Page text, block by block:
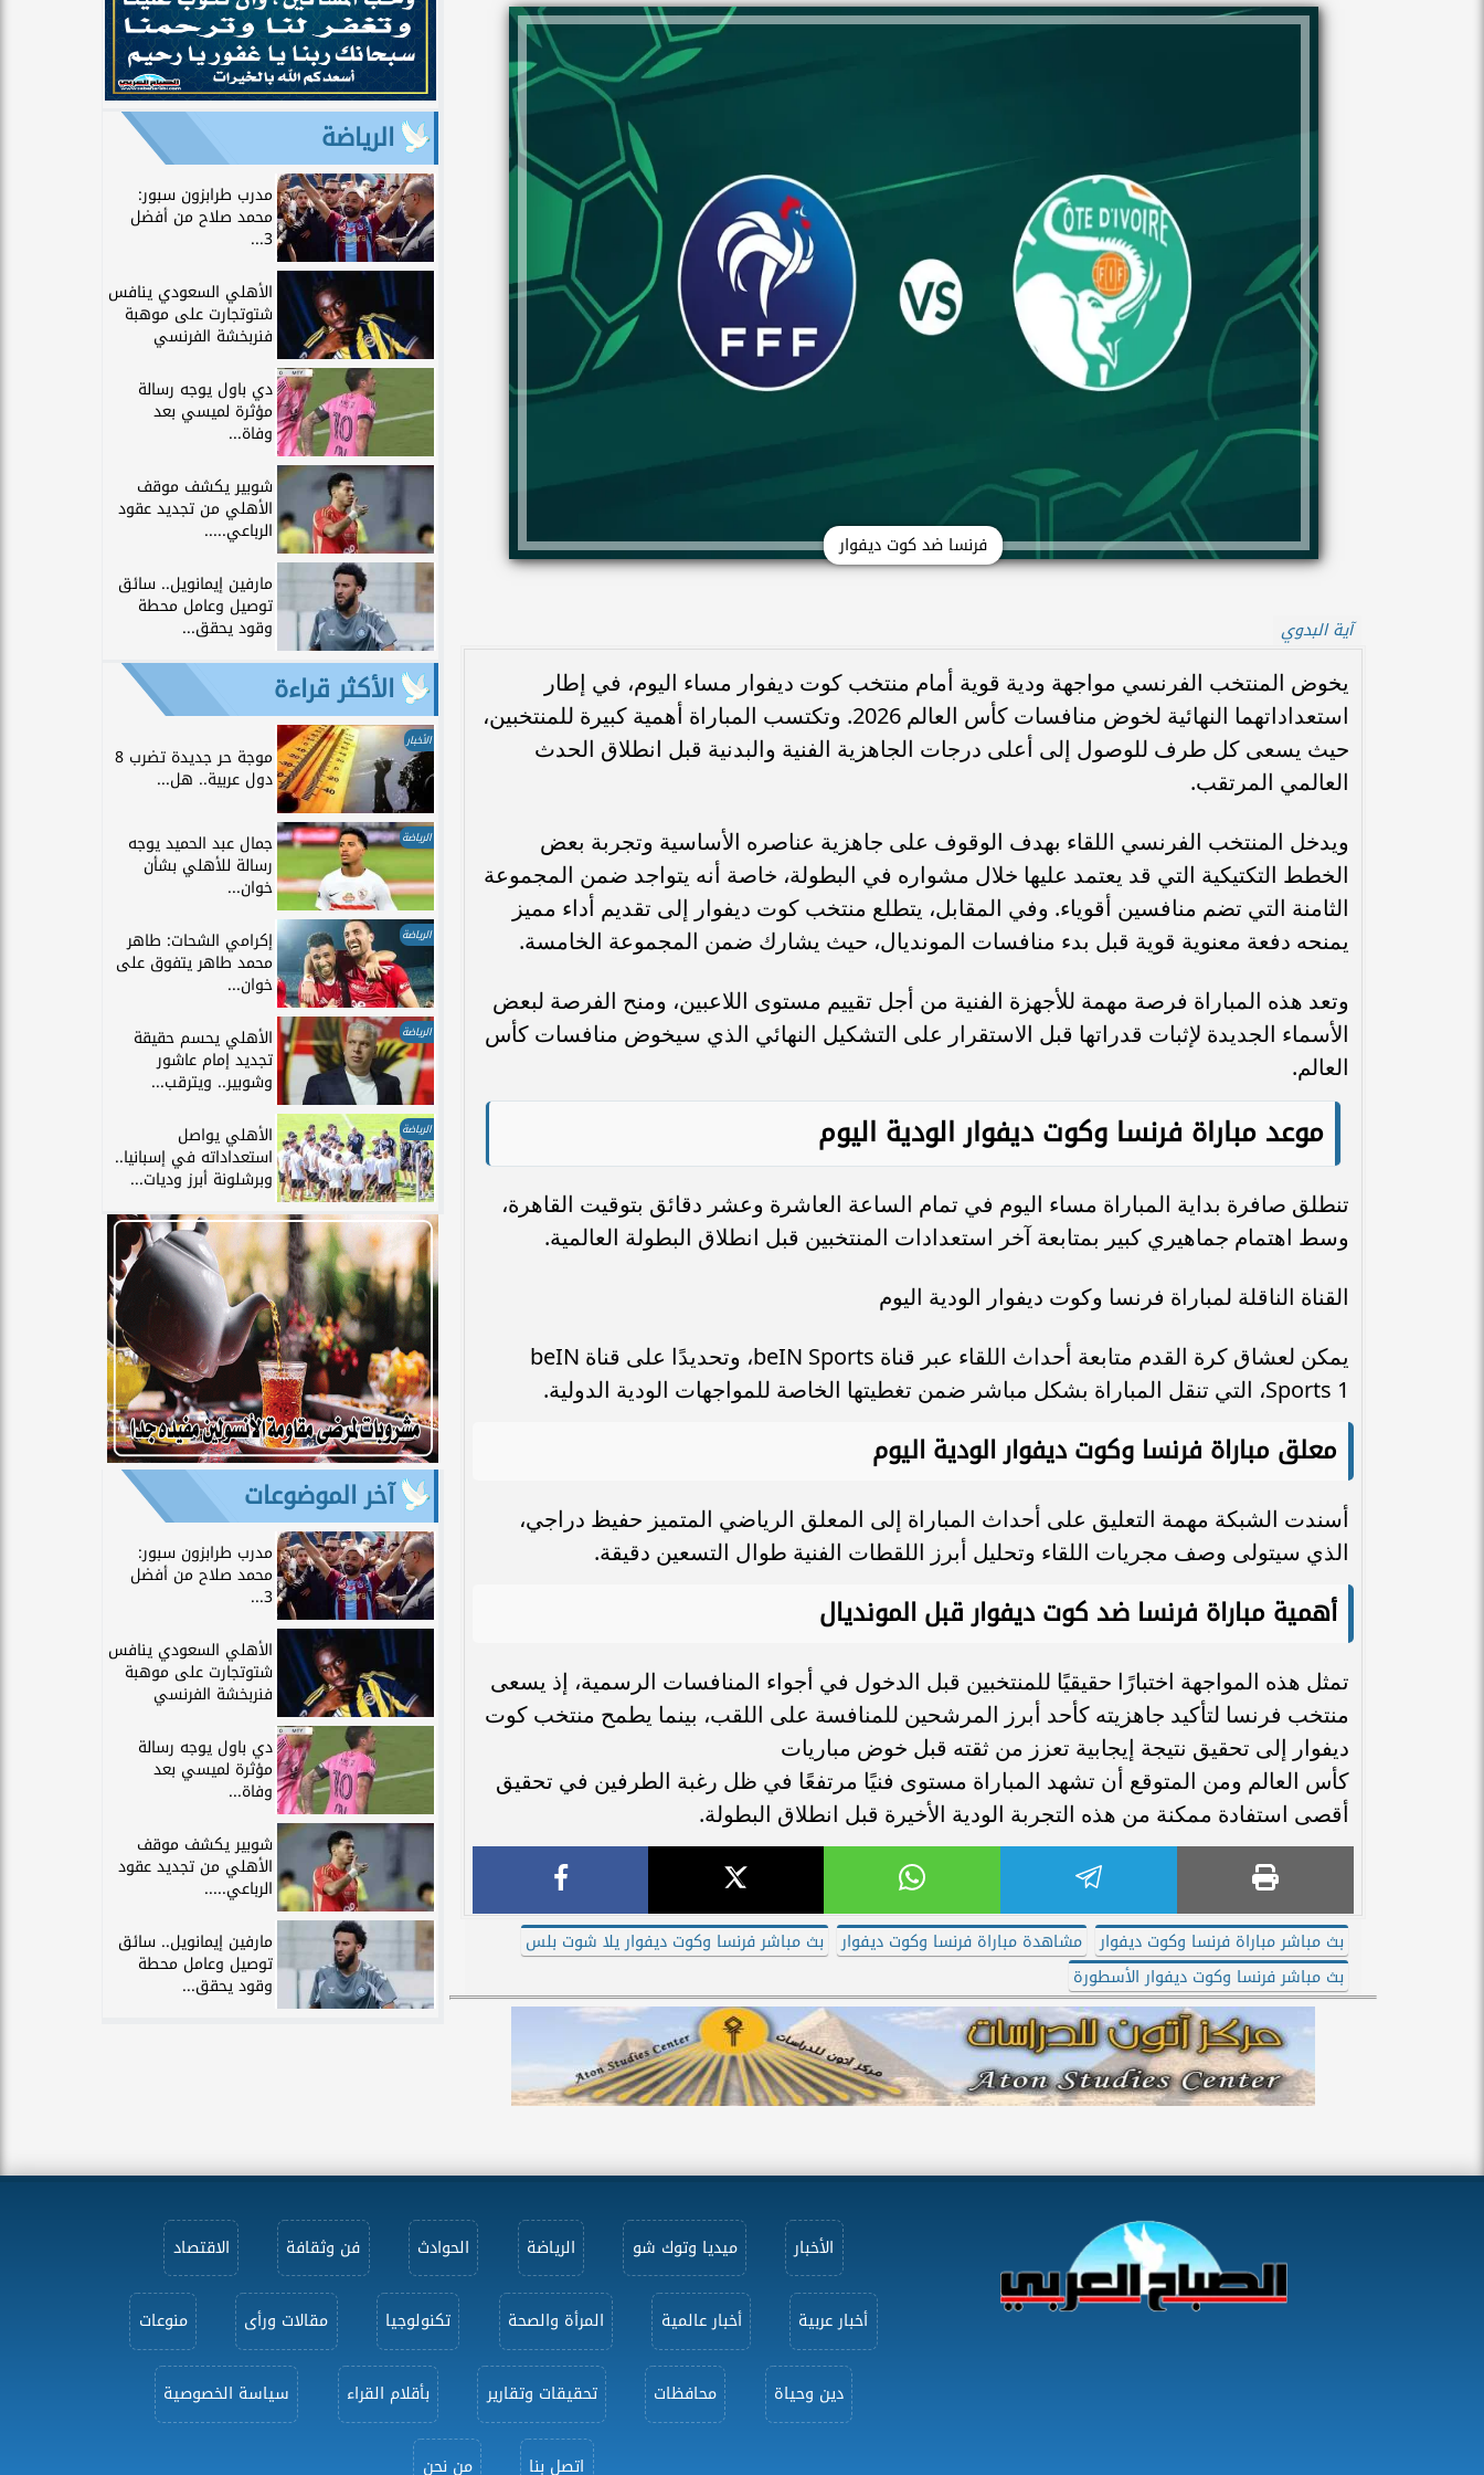
فرنسا ضد كوت ديفوار
آية البدوي
يخوض المنتخب الفرنسي مواجهة ودية قوية أمام منتخب كوت ديفوار مساء اليوم، في إطار
استعداداتهما النهائية لخوض منافسات كأس العالم 2026. وتكتسب المباراة أهمية كبيرة للمنتخبين،
حيث يسعى كل طرف للوصول إلى أعلى درجات الجاهزية الفنية والبدنية قبل انطلاق الحدث
العالمي المرتقب.
ويدخل المنتخب الفرنسي اللقاء بهدف الوقوف على جاهزية عناصره الأساسية وتجربة بعض
الخطط التكتيكية التي قد يعتمد عليها خلال مشواره في البطولة، خاصة أنه يتواجد ضمن المجموعة
الثامنة التي تضم منافسين أقوياء. وفي المقابل، يتطلع منتخب كوت ديفوار إلى تقديم أداء مميز
يمنحه دفعة معنوية قوية قبل بدء منافسات المونديال، حيث يشارك ضمن المجموعة الخامسة.
وتعد هذه المباراة فرصة مهمة للأجهزة الفنية من أجل تقييم مستوى اللاعبين، ومنح الفرصة لبعض
الأسماء الجديدة لإثبات قدراتها قبل الاستقرار على التشكيل النهائي الذي سيخوض منافسات كأس
العالم.
موعد مباراة فرنسا وكوت ديفوار الودية اليوم
تنطلق صافرة بداية المباراة مساء اليوم في تمام الساعة العاشرة وعشر دقائق بتوقيت القاهرة،
وسط اهتمام جماهيري كبير بمتابعة آخر استعدادات المنتخبين قبل انطلاق البطولة العالمية.
القناة الناقلة لمباراة فرنسا وكوت ديفوار الودية اليوم
يمكن لعشاق كرة القدم متابعة أحداث اللقاء عبر قناة beIN Sports، وتحديدًا على قناة beIN
Sports 1، التي تنقل المباراة بشكل مباشر ضمن تغطيتها الخاصة للمواجهات الودية الدولية.
معلق مباراة فرنسا وكوت ديفوار الودية اليوم
أسندت الشبكة مهمة التعليق على أحداث المباراة إلى المعلق الرياضي المتميز حفيظ دراجي،
الذي سيتولى وصف مجريات اللقاء وتحليل أبرز اللقطات الفنية طوال التسعين دقيقة.
أهمية مباراة فرنسا ضد كوت ديفوار قبل المونديال
تمثل هذه المواجهة اختبارًا حقيقيًا للمنتخبين قبل الدخول في أجواء المنافسات الرسمية، إذ يسعى
منتخب فرنسا لتأكيد جاهزيته كأحد أبرز المرشحين للمنافسة على اللقب، بينما يطمح منتخب كوت
ديفوار إلى تحقيق نتيجة إيجابية تعزز من ثقته قبل خوض مباريات
كأس العالم ومن المتوقع أن تشهد المباراة مستوى فنيًا مرتفعًا في ظل رغبة الطرفين في تحقيق
أقصى استفادة ممكنة من هذه التجربة الودية الأخيرة قبل انطلاق البطولة.
بث مباشر مباراة فرنسا وكوت ديفوار مشاهدة مباراة فرنسا وكوت ديفوار
بث مباشر فرنسا وكوت ديفوار يلا شوت بلس
بث مباشر فرنسا وكوت ديفوار الأسطورة
الرياضة
مدرب طرابزون سبور:
محمد صلاح من أفضل
3...
الأهلي السعودي ينافس
شتوتجارت على موهبة
فنربخشة الفرنسي
دي باول يوجه رسالة
مؤثرة لميسي بعد
وفاة...
شوبير يكشف موقف
الأهلي من تجديد عقود
الرباعي.....
مارفين إيمانويل.. سائق
توصيل وعامل محطة
وقود يحقق...
الأكثر قراءة
الأخبار
موجة حر جديدة تضرب 8
دول عربية.. هل...
الرياضة جمال عبد الحميد يوجه
رسالة للأهلي بشأن
خوان...
الرياضة إكرامي الشحات: طاهر
محمد طاهر يتفوق على
خوان...
الرياضة الأهلي يحسم حقيقة
تجديد إمام عاشور
وشوبير.. ويترقب...
الرياضة الأهلي يواصل
استعداداته في إسبانيا..
وبرشلونة أبرز وديات...
آخر الموضوعات
مدرب طرابزون سبور:
محمد صلاح من أفضل
3...
الأهلي السعودي ينافس
شتوتجارت على موهبة
فنربخشة الفرنسي
دي باول يوجه رسالة
مؤثرة لميسي بعد
وفاة...
شوبير يكشف موقف
الأهلي من تجديد عقود
الرباعي.....
مارفين إيمانويل.. سائق
توصيل وعامل محطة
وقود يحقق...
الأخبار ميديا وتوك شو الرياضة الحوادث فن وثقافة الاقتصاد
أخبار عربية أخبار عالمية المرأة والصحة تكنولوجيا مقالات ورأى منوعات
دين وحياة محافظات تحقيقات وتقارير بأقلام القراء سياسة الخصوصية
اتصل بنا من نحن